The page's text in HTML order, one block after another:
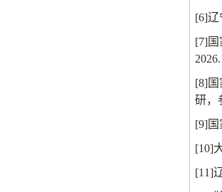
[6]辽
[7]
[8]
研，
[9]
[10]
[11]